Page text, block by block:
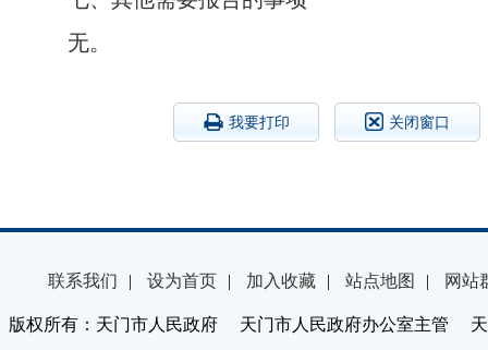
无。
我要打印 关闭窗口
联系我们 | 设为首页 | 加入收藏 | 站点地图 | 网站
版权所有：天门市人民政府 天门市人民政府办公室主管 天